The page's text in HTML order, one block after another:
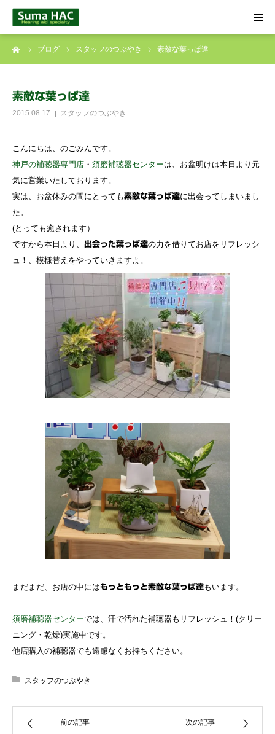
ブログ スタッフのつぶやき 素敵な葉っぱ達
素敵な葉っぱ達
2015.08.17 スタッフのつぶやき
こんにちは、のごみんです。
神戸の補聴器専門店 ・ 須磨補聴器センターは、お盆明けは本日より元
気に営業いたしております。
実は、お盆休みの間にとっても素敵な葉っぱ達に出会ってしまいまし
た。
(とっても癒されます）
ですから本日より、 出会った葉っぱ達の力を借りてお店をリフレッシ
ュ！、模様替えをやっていきますよ。
まだまだ、お店の中にはもっともっと素敵な葉っぱ達もいます。
須磨補聴器センターでは、汗で汚れた補聴器もリフレッシュ！(クリー
ニング・乾燥)実施中です。
他店購入の補聴器でも遠慮なくお持ちください。
スタッフのつぶやき
前の記事 次の記事
HOME
ブログ
☎ 0120-09-4133